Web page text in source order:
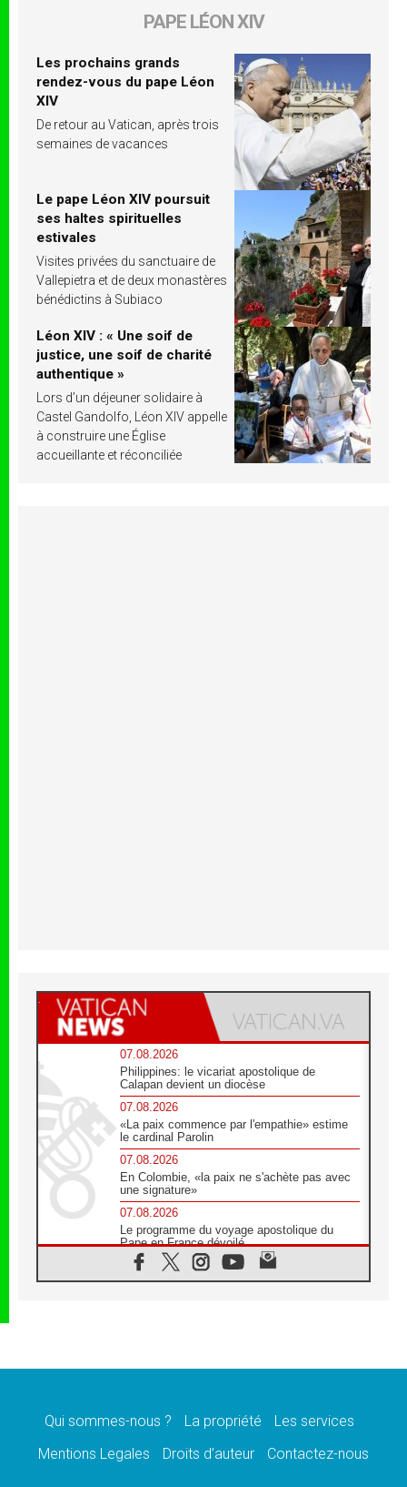
PAPE LÉON XIV
Les prochains grands
rendez-vous du pape Léon
XIV
De retour au Vatican, après trois
semaines de vacances
Le pape Léon XIV poursuit
ses haltes spirituelles
estivales
Visites privées du sanctuaire de
Vallepietra et de deux monastères
bénédictins à Subiaco
Léon XIV : « Une soif de
justice, une soif de charité
authentique »
Lors d’un déjeuner solidaire à
Castel Gandolfo, Léon XIV appelle
à construire une Église
accueillante et réconciliée
07.08.2026
Philippines: le vicariat apostolique de
Calapan devient un diocèse
07.08.2026
«La paix commence par l'empathie» estime
le cardinal Parolin
07.08.2026
En Colombie, «la paix ne s'achète pas avec
une signature»
07.08.2026
Le programme du voyage apostolique du
Pape en France dévoilé
07.08.2026
1ère Conférence continentale sur l'éducation
07.08.2026
07.08.2026
lancement des «dix jours de prière pour la
paix»
Qui sommes-nous ? La propriété
Les services
Mentions Legales
Droits d’auteur Contactez-nous